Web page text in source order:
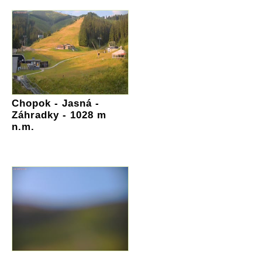
Chopok - Jasná -
Záhradky - 1028 m
n.m.